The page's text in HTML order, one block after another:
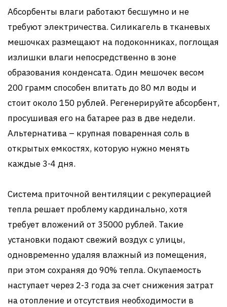
Абсорбенты влаги работают бесшумно и не
требуют электричества. Силикагель в тканевых
мешочках размещают на подоконниках, поглощая
излишки влаги непосредственно в зоне
образования конденсата. Один мешочек весом
200 грамм способен впитать до 80 мл воды и
стоит около 150 рублей. Регенерируйте абсорбент,
просушивая его на батарее раз в две недели.
Альтернатива – крупная поваренная соль в
открытых емкостях, которую нужно менять
каждые 3-4 дня.
Система приточной вентиляции с рекуперацией
тепла решает проблему кардинально, хотя
требует вложений от 35000 рублей. Такие
установки подают свежий воздух с улицы,
одновременно удаляя влажный из помещения,
при этом сохраняя до 90% тепла. Окупаемость
наступает через 2-3 года за счет снижения затрат
на отопление и отсутствия необходимости в